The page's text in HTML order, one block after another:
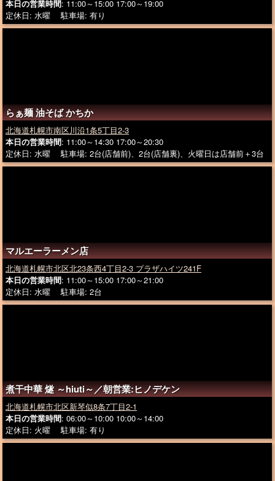
本日の営業時間: 11:00～15:00 17:00～19:00
定休日: 水曜 駐車場: 有り
らぁ麺 油そば かちか
北海道札幌市南区川沿1条5丁目2-3
本日の営業時間: 11:00～14:30 17:00～20:30
定休日: 水曜 駐車場: 2台(店舗前)、2台(店舗裏)、火曜日は店舗前＋3台
マルエーラーメン店
北海道札幌市北区北23条西4丁目2-3 プラザハイツ241F
本日の営業時間: 11:00～15:00 17:00～21:00
定休日: 水曜 駐車場: 2台
煮干中華 燧 ～hiuti～／朝営業:ヒノデケン
北海道札幌市北区新琴似8条7丁目2-1
本日の営業時間: 06:00～10:00 10:00～14:00
定休日: 火曜 駐車場: 有り